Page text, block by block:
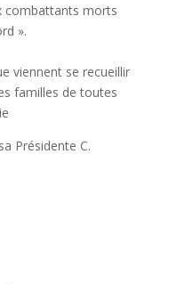
combattants morts
».
viennent se recueillir
familles de toutes
Présidente C.